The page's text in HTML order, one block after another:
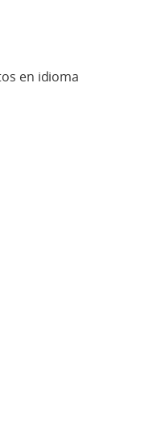
en idioma